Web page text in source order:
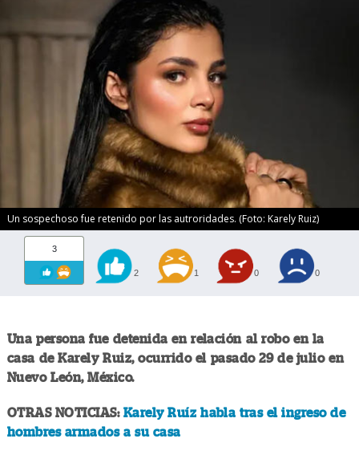
Un sospechoso fue retenido por las autroridades. (Foto: Karely Ruiz)
3
2 1 0 0
Una persona fue detenida en relación al robo en la
casa de Karely Ruiz, ocurrido el pasado 29 de julio en
Nuevo León, México.
OTRAS NOTICIAS: Karely Ruíz habla tras el ingreso de
hombres armados a su casa